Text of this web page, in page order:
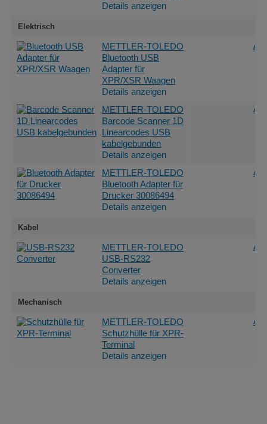
Details anzeigen
Elektrisch
METTLER-TOLEDO
Bluetooth USB
Adapter für
XPR/XSR Waagen
Details anzeigen
METTLER-TOLEDO
Barcode Scanner 1D
Linearcodes USB
kabelgebunden
Details anzeigen
METTLER-TOLEDO
Bluetooth Adapter für
Drucker 30086494
Details anzeigen
Kabel
METTLER-TOLEDO
USB-RS232
Converter
Details anzeigen
Mechanisch
METTLER-TOLEDO
Schutzhülle für XPR-
Terminal
Details anzeigen